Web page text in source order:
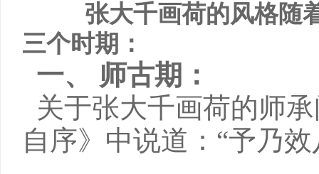
张大千画荷的风格随
三个时期：
一、 师古期：
关于张大千画荷的师
自序》中说道：“予乃